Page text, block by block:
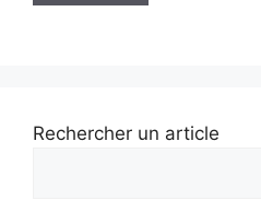
Rechercher un article